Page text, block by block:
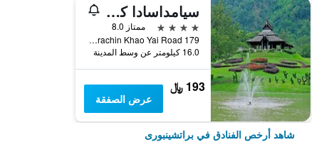
سيامداسادا كاوياي
4 نجوم
ممتاز 8.0
179 Moo 12 Prachin Khao Yai Road, براتشينبورى, تايلاند
16.0 كيلومتر عن وسط المدينة
193 ﷼
عرض الصفقة
شاهد أرخص الفنادق في براتشينبورى